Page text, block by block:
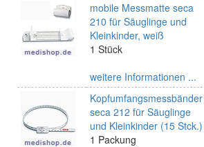
mobile Messmatte seca
210 für Säuglinge und
Kleinkinder, weiß
1 Stück
weitere Informationen ...
Kopfumfangsmessbänder
seca 212 für Säuglinge
und Kleinkinder (15 Stck.)
1 Packung